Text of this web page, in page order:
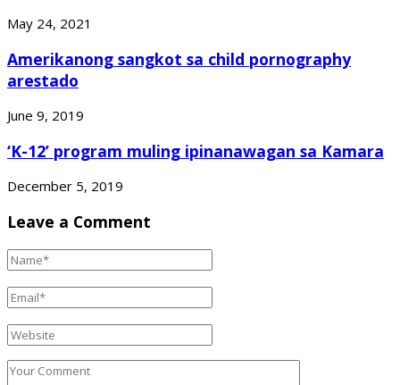
May 24, 2021
Amerikanong sangkot sa child pornography
arestado
June 9, 2019
‘K-12’ program muling ipinanawagan sa Kamara
December 5, 2019
Leave a Comment